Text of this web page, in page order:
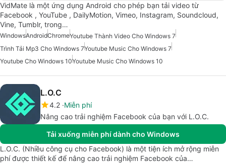
VidMate là một ứng dụng Android cho phép bạn tải video từ
Facebook , YouTube , DailyMotion, Vimeo, Instagram, Soundcloud,
Vine, Tumblr, trong…
WindowsAndroidChromeYoutube Thành Video Cho Windows 7
Trình Tải Mp3 Cho Windows 7Youtube Music Cho Windows 7
Youtube Cho Windows 10Youtube Music Cho Windows 10
L.O.C
4.2 Miễn phí
Nâng cao trải nghiệm Facebook của bạn với L.O.C.
Tải xuống miễn phí dành cho Windows
L.O.C. (Nhiều công cụ cho Facebook) là một tiện ích mở rộng miễn
phí được thiết kế để nâng cao trải nghiệm Facebook của…